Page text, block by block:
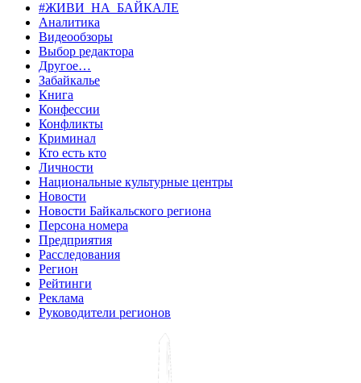
#ЖИВИ_НА_БАЙКАЛЕ
Аналитика
Видеообзоры
Выбор редактора
Другое…
Забайкалье
Книга
Конфессии
Конфликты
Криминал
Кто есть кто
Личности
Национальные культурные центры
Новости
Новости Байкальского региона
Персона номера
Предприятия
Расследования
Регион
Рейтинги
Реклама
Руководители регионов